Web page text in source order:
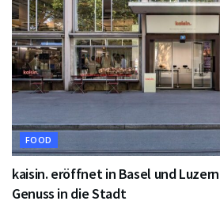
FOOD
kaisin. eröffnet in Basel und
Genuss in die Stadt